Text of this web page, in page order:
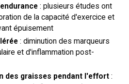
: plusieurs études ont
de la capacité d'exercice et
épuisement
: diminution des marqueurs
et d'inflammation post-
des graisses pendant l'effort :